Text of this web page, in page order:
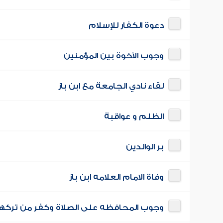
دعوة الكفار للإسلام
وجوب الأخوة بين المؤمنين
لقاء نادي الجامعة مع ابن باز
الظلم و عواقبة
بر الوالدين
وفاة الامام العلامه ابن باز
وجوب المحافظه على الصلاة وكفر من